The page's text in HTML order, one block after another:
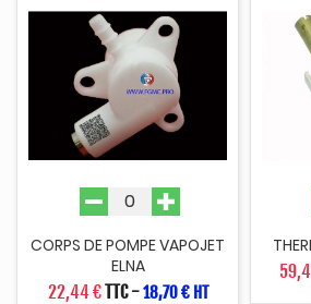
CORPS DE POMPE VAPOJET
ELNA
22,44 €TTC-18,70 € HT